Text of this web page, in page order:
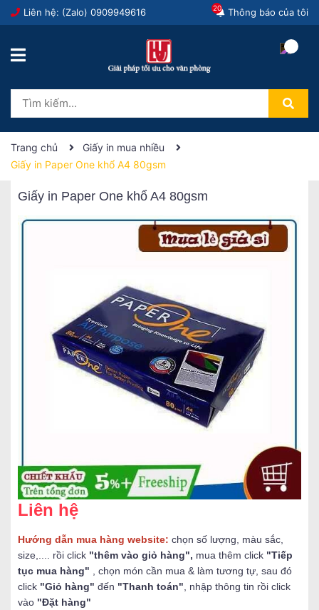
Liên hệ: (Zalo) 0909949616 Thông báo của tôi
20
Trang chủ
Giấy in mua nhiều
Giấy in Paper One khổ A4 80gsm
Giấy in Paper One khổ A4 80gsm
Liên hệ
Hướng dẫn mua hàng website: chọn số lượng, màu sắc,
size,.... rồi click "thêm vào giỏ hàng", mua thêm click "Tiếp
tục mua hàng" , chọn món cần mua & làm tương tự, sau đó
click "Giỏ hàng" đến "Thanh toán" , nhập thông tin rồi click
vào "Đặt hàng"